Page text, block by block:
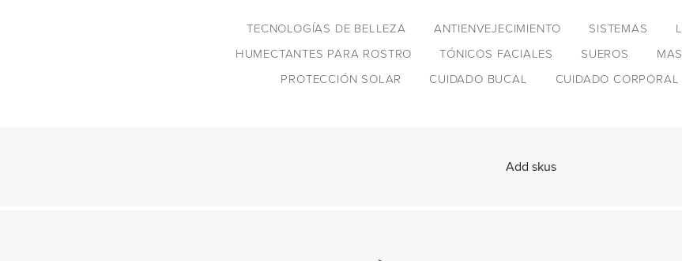
TECNOLOGÍAS DE BELLEZA ANTIENVEJECIMIENTO SISTEMAS
HUMECTANTES PARA ROSTRO
TÓNICOS FACIALES SUEROS
PROTECCIÓN SOLAR
CUIDADO BUCAL CUIDADO CORPORAL
Add skus